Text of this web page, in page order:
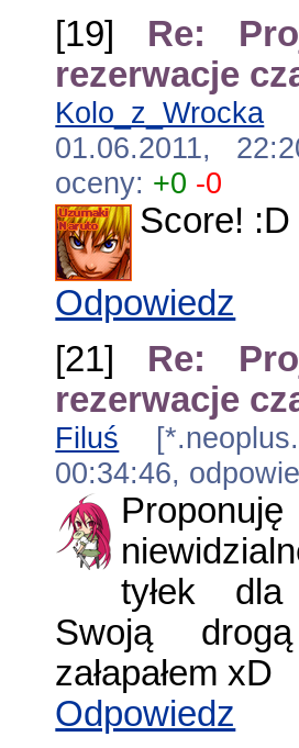
[19] Re:
rezerwacje
Kolo_z_Wrocka
01.06.2011,
oceny: +0 -0
Score! :D
Odpowiedz
[21] Re:
rezerwacje
Filuś
00:34:46,
tyłek
Swoją
załapałem xD
Odpowiedz